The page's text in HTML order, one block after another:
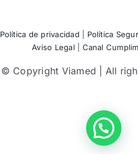
Política de privacidad
Política
Aviso Legal| Canal
© Copyright Viamed | All